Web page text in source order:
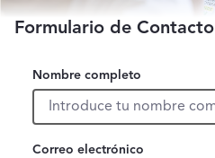
Formulario de Contacto
Nombre completo
Nombre completo
Correo electrónico
Correo electrónico